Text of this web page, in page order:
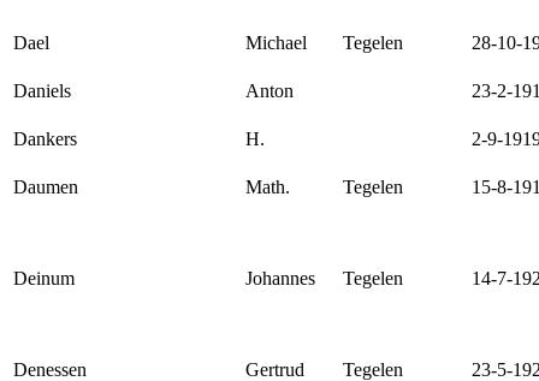
Dael Michael Tegelen 28-10-
Daniels Anton 23-2-
Dankers H. 2-9-
Daumen Math. Tegelen 15-8-
Deinum Johannes Tegelen 14-7-
Denessen Gertrud Tegelen 23-5-